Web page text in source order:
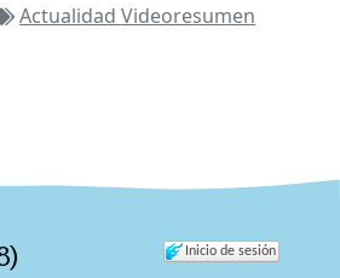
ActualidadVideoresumen
Inicio de sesión
)